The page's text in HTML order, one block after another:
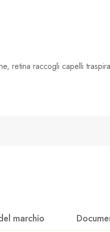
retina raccogli capelli
marchio